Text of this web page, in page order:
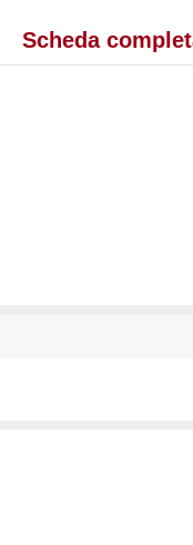
Scheda